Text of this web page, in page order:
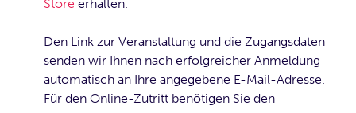
Store erhalten.
Den Link zur Veranstaltung und die Zugangsdaten
senden wir Ihnen nach erfolgreicher Anmeldung
automatisch an Ihre angegebene E-Mail-Adresse.
Für den Online-Zutritt benötigen Sie den